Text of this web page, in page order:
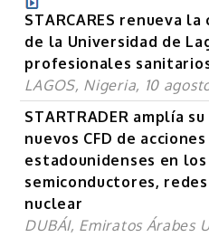
STARCARES renueva
de la Universidad de
profesionales
LAGOS, Nigeria, 10
STARTRADER amplía
nuevos CFD de acciones
estadounidenses en
semiconductores,
nuclear
DUBÁI, Emiratos Árabes